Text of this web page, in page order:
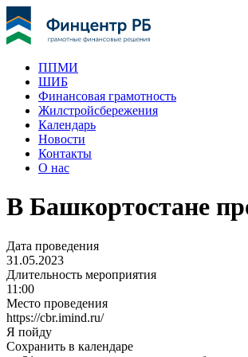
ППМИ
ШИБ
Финансовая грамотность
Жилстройсбережения
Календарь
Новости
Контакты
О нас
В Башкортостане
Дата проведения
31.05.2023
Длительность мероприятия
11:00
Место проведения
https://cbr.imind.ru/
Я пойду
Сохранить в календаре